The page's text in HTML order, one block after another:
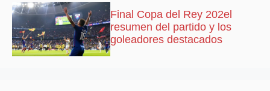
Final Copa del Rey 202el
resumen del partido y los
goleadores destacados